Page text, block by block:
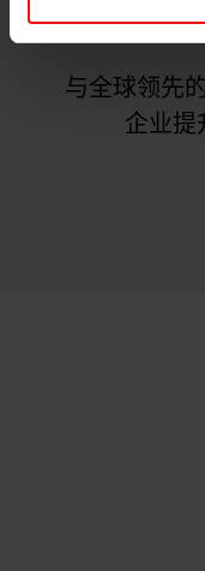
与全球领先
企业提